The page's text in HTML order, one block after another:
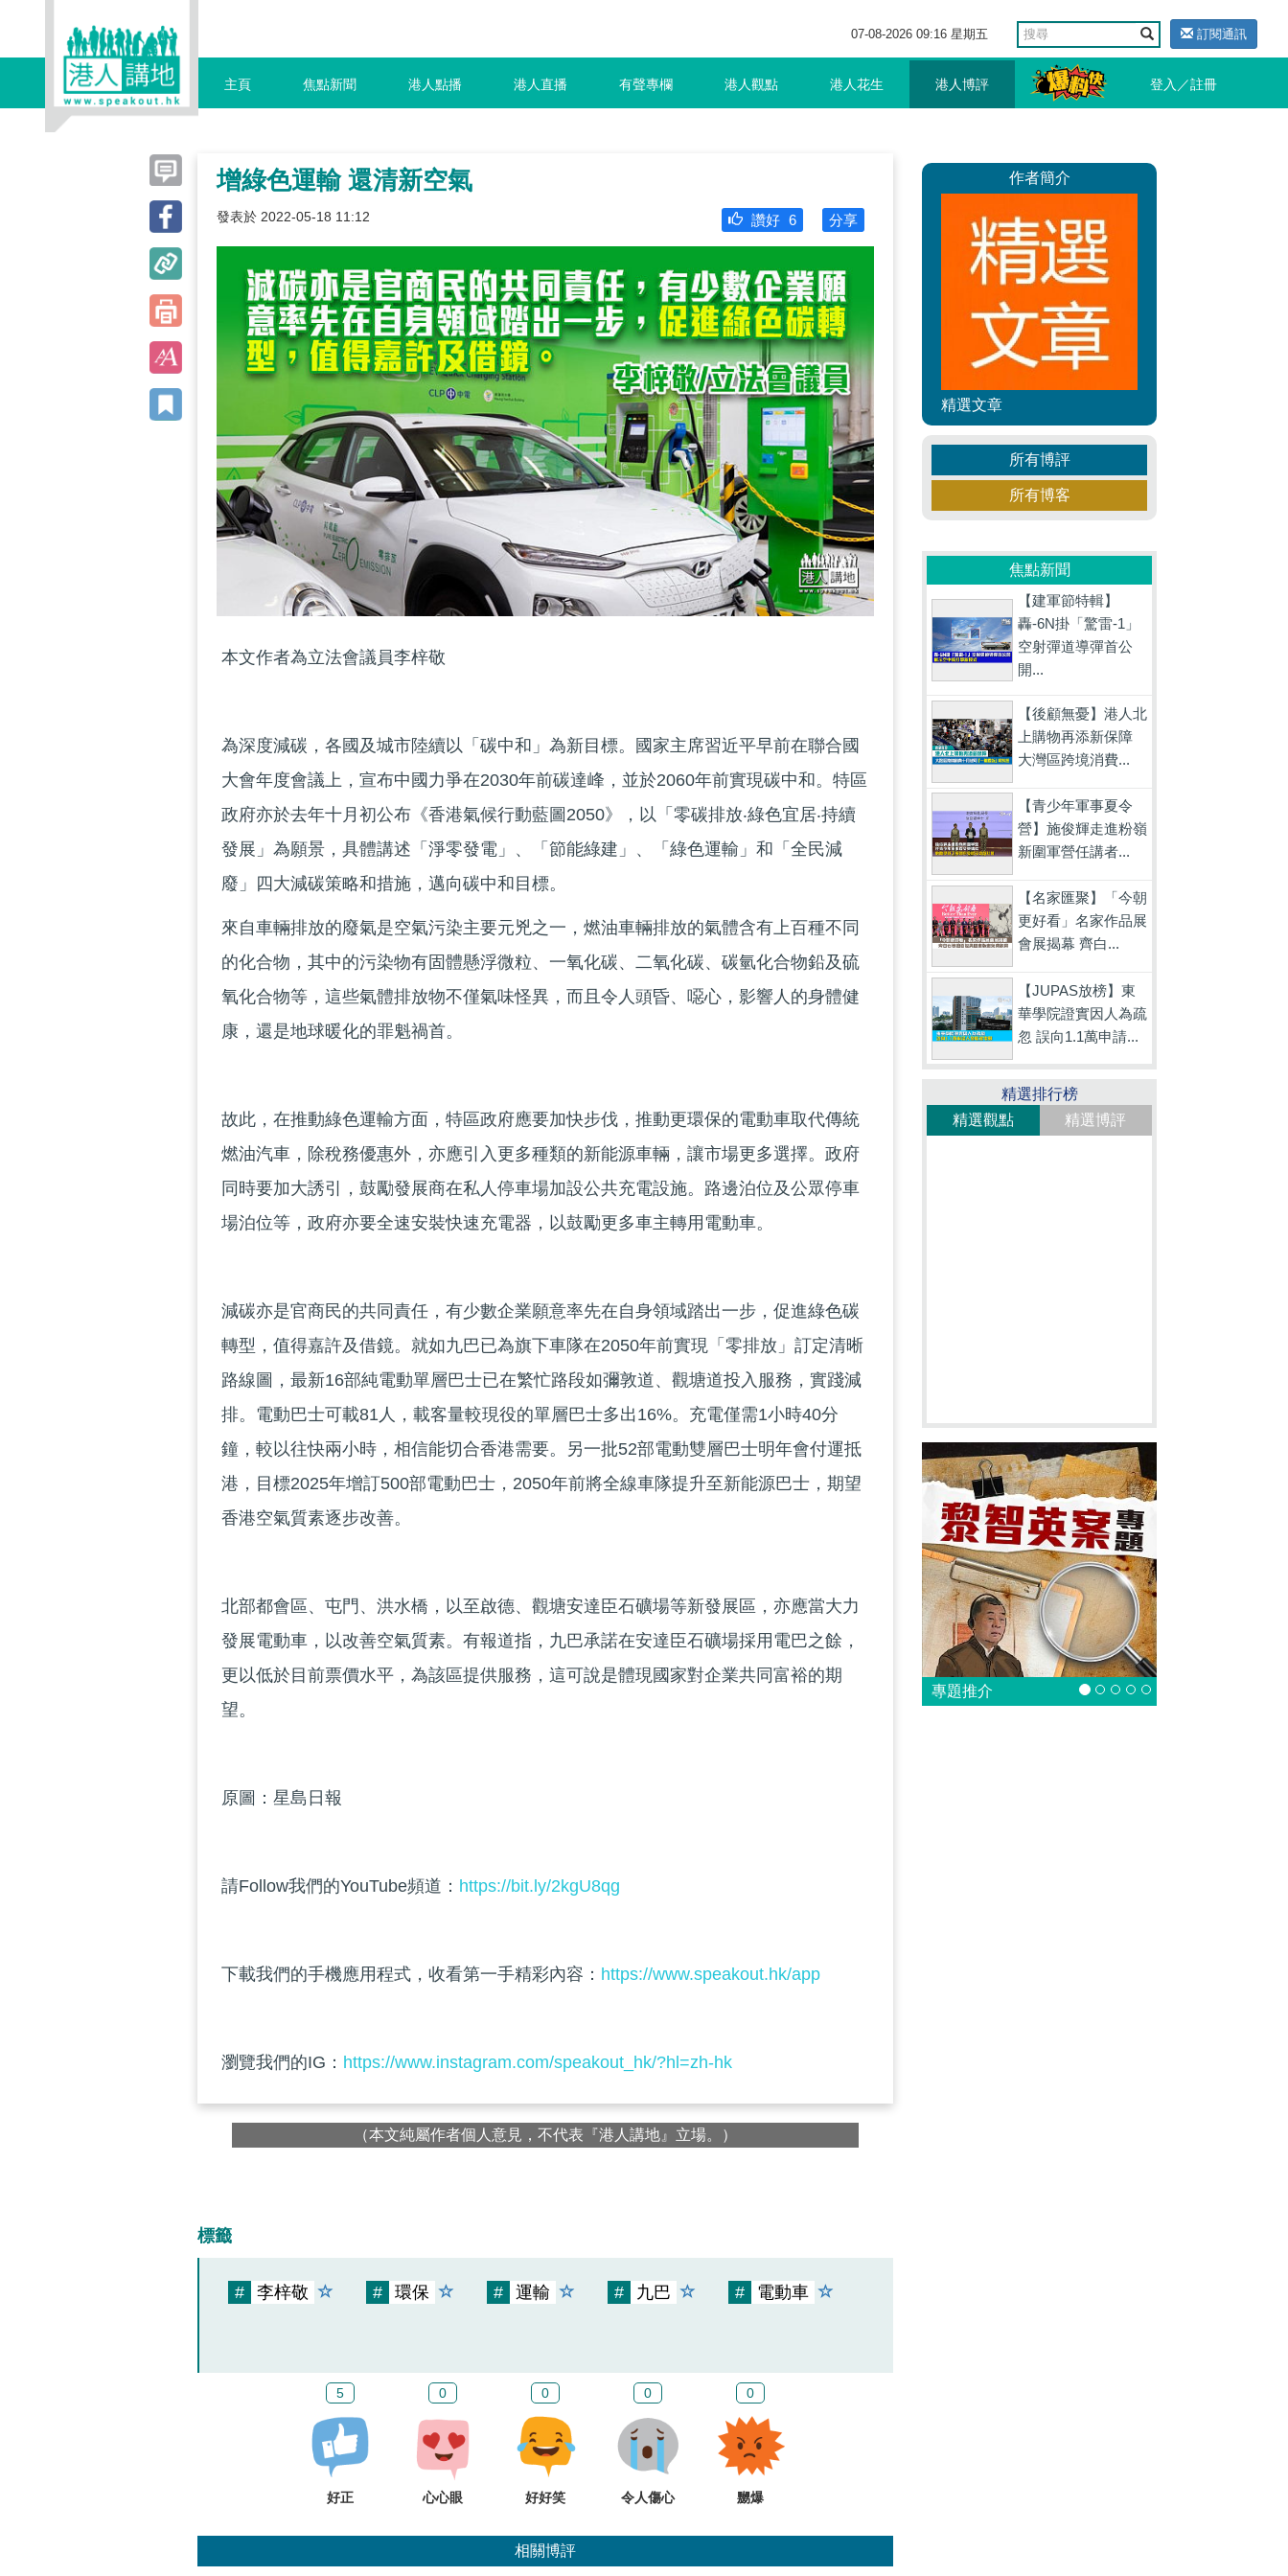
07-08-2026 09:16 星期五 訂閱通訊
主頁 焦點新聞 港人點播 港人直播 有聲專欄 港人觀點 港人花生 港人博評 登入／註冊
增綠色運輸 還清新空氣
發表於 2022-05-18 11:12 分享
讚好 6
本文作者為立法會議員李梓敬
為深度減碳，各國及城市陸續以「碳中和」為新目標。國家主席習近平早前在聯合國
大會年度會議上，宣布中國力爭在2030年前碳達峰，並於2060年前實現碳中和。特區
政府亦於去年十月初公布《香港氣候行動藍圖2050》，以「零碳排放‧綠色宜居‧持續
發展」為願景，具體講述「淨零發電」、「節能綠建」、「綠色運輸」和「全民減
廢」四大減碳策略和措施，邁向碳中和目標。
來自車輛排放的廢氣是空氣污染主要元兇之一，燃油車輛排放的氣體含有上百種不同
的化合物，其中的污染物有固體懸浮微粒、一氧化碳、二氧化碳、碳氫化合物鉛及硫
氧化合物等，這些氣體排放物不僅氣味怪異，而且令人頭昏、噁心，影響人的身體健
康，還是地球暖化的罪魁禍首。
故此，在推動綠色運輸方面，特區政府應要加快步伐，推動更環保的電動車取代傳統
燃油汽車，除稅務優惠外，亦應引入更多種類的新能源車輛，讓市場更多選擇。政府
同時要加大誘引，鼓勵發展商在私人停車場加設公共充電設施。路邊泊位及公眾停車
場泊位等，政府亦要全速安裝快速充電器，以鼓勵更多車主轉用電動車。
減碳亦是官商民的共同責任，有少數企業願意率先在自身領域踏出一步，促進綠色碳
轉型，值得嘉許及借鏡。就如九巴已為旗下車隊在2050年前實現「零排放」訂定清晰
路線圖，最新16部純電動單層巴士已在繁忙路段如彌敦道、觀塘道投入服務，實踐減
排。電動巴士可載81人，載客量較現役的單層巴士多出16%。充電僅需1小時40分
鐘，較以往快兩小時，相信能切合香港需要。另一批52部電動雙層巴士明年會付運抵
港，目標2025年增訂500部電動巴士，2050年前將全線車隊提升至新能源巴士，期望
香港空氣質素逐步改善。
北部都會區、屯門、洪水橋，以至啟德、觀塘安達臣石礦場等新發展區，亦應當大力
發展電動車，以改善空氣質素。有報道指，九巴承諾在安達臣石礦場採用電巴之餘，
更以低於目前票價水平，為該區提供服務，這可說是體現國家對企業共同富裕的期
望。
原圖：星島日報
請Follow我們的YouTube頻道： https://bit.ly/2kgU8qg
下載我們的手機應用程式，收看第一手精彩內容： https://www.speakout.hk/app
瀏覽我們的IG： https://www.instagram.com/speakout_hk/?hl=zh-hk
（本文純屬作者個人意見，不代表『港人講地』立場。）
標籤
# 李梓敬 # 環保 # 運輸 # 九巴 # 電動車
5
好正
0
心心眼
0
好好笑
0
令人傷心
0
嬲爆
相關博評
作者簡介
精選文章
所有博評
所有博客
焦點新聞
【建軍節特輯】
轟-6N掛「驚雷-1」
空射彈道導彈首公
開...
【後顧無憂】港人北
上購物再添新保障
大灣區跨境消費...
【青少年軍事夏令
營】施俊輝走進粉嶺
新圍軍營任講者...
【名家匯聚】「今朝
更好看」名家作品展
會展揭幕 齊白...
【JUPAS放榜】東
華學院證實因人為疏
忽 誤向1.1萬申請...
精選排行榜
精選觀點
精選博評
專題推介